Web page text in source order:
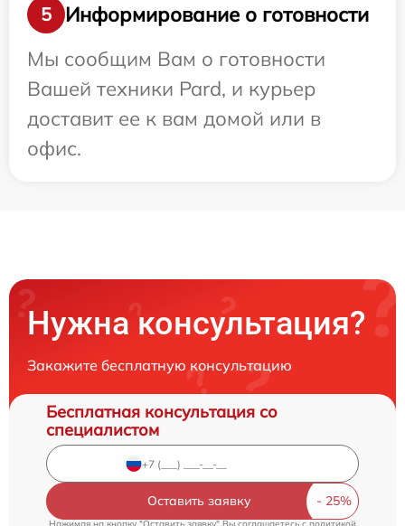
5
Информирование о готовности
Мы сообщим Вам о готовности
Вашей техники Pard, и курьер
доставит ее к вам домой или в
офис.
Нужна консультация?
Закажите бесплатную консультацию
Бесплатная консультация со
специалистом
Оставить заявку